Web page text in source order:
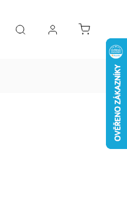
Značky